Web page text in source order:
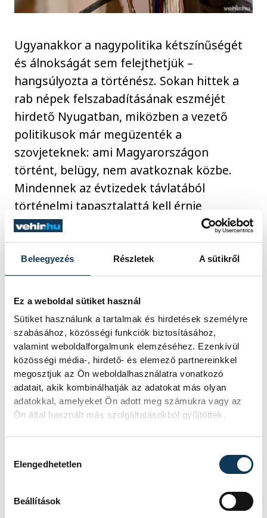
Beleegyezés Részletek A sütikről
Ez a weboldal sütiket használ
Sütiket használunk a tartalmak és hirdetések személyre
szabásához, közösségi funkciók biztosításához,
valamint weboldalforgalmunk elemzéséhez. Ezenkívül
közösségi média-, hirdető- és elemező partnereinkkel
megosztjuk az Ön weboldalhasználatra vonatkozó
adatait, akik kombinálhatják az adatokat más olyan
adatokkal, amelyeket Ön adott meg számukra vagy az
Ön által használt más szolgáltatásokból gyűjtöttek.
Elengedhetetlen
Beállítások
Ugyanakkor a nagypolitika kétszínűségét
és álnokságát sem felejthetjük –
hangsúlyozta a történész. Sokan hittek a
rab népek felszabadításának eszméjét
hirdető Nyugatban, miközben a vezető
politikusok már megüzenték a
szovjeteknek: ami Magyarországon
történt, belügy, nem avatkoznak közbe.
Mindennek az évtizedek távlatából
történelmi tapasztalattá kell érnie
bennünk, nem feledve, hogy azok az erők,
56-ban felléptek a forradalom ellen, ma
sem vesztek ki a nemzetközi politikai
küzdőtérről. Ezért nem szabad hagynunk a
szirénhangoktól elkábulva olyan eszmék
sodrába jutni, amelyik végső soron a
vesztünket jelenti. Öntudattal ki kell állni
magunkért, megbecsülni hőseinket, akik
egy szabad Magyarországért cselekedtek,
és még ha évtizedekkel később is, de
tettük beigazolódott. Hiszen ahogy Márai
írja a Mennyből az angyal című
költeményében:„Angyal, vidd meg a hírt az
A mi
hőseink véréből is született egy új élet, és
ennek köszönhetjük, hogy most szabadon
emlékezhetünk – zárta gondolatait Káhler.